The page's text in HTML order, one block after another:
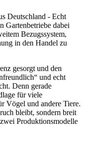
Deutschland - Echt
Gartenbetriebe dabei
Bezugssystem,
in den Handel zu
gesorgt und den
und echt
Denn gerade
für viele
Vögel und andere Tiere.
bleibt, sondern breit
Produktionsmodelle